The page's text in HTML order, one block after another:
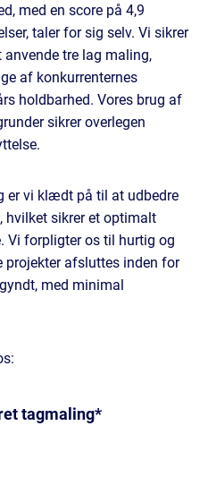
med en score på 4,9
taler for sig selv. Vi sikrer
tre lag maling,
af konkurrenternes
holdbarhed. Vores brug af
sikrer overlegen
er vi klædt på til at udbedre
hvilket sikrer et optimalt
Vi forpligter os til hurtig og
projekter afsluttes inden for
med minimal
tagmaling*